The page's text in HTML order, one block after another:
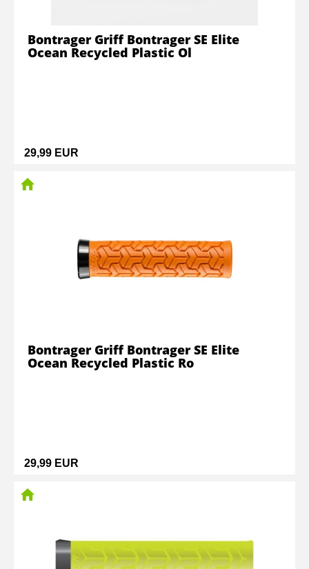
29,99 EUR
Bontrager Griff Bontrager SE Elite
Ocean Recycled Plastic Ol
29,99 EUR
Bontrager Griff Bontrager SE Elite
Ocean Recycled Plastic Ro